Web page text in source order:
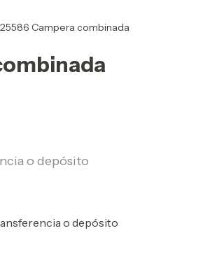
25586 Campera combinada
o depósito
o depósito